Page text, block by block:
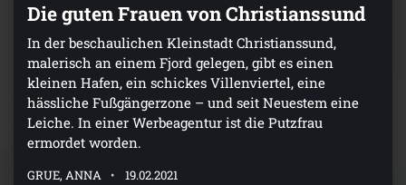
Die guten Frauen von Christianssund
In der beschaulichen Kleinstadt Christianssund,
malerisch an einem Fjord gelegen, gibt es einen
kleinen Hafen, ein schickes Villenviertel, eine
hässliche Fußgängerzone – und seit Neuestem eine
Leiche. In einer Werbeagentur ist die Putzfrau
ermordet worden.
GRUE, ANNA 19.02.2021